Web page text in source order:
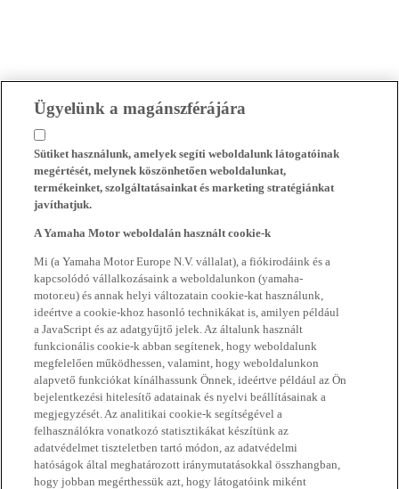
Ügyelünk a magánszférájára
Sütiket használunk, amelyek segíti weboldalunk látogatóinak
megértését, melynek köszönhetően weboldalunkat,
termékeinket, szolgáltatásainkat és marketing stratégiánkat
javíthatjuk.
A Yamaha Motor weboldalán használt cookie-k
Mi (a Yamaha Motor Europe N.V. vállalat), a fiókirodáink és a
kapcsolódó vállalkozásaink a weboldalunkon (yamaha-
motor.eu) és annak helyi változatain cookie-kat használunk,
ideértve a cookie-khoz hasonló technikákat is, amilyen például
a JavaScript és az adatgyűjtő jelek. Az általunk használt
funkcionális cookie-k abban segítenek, hogy weboldalunk
megfelelően működhessen, valamint, hogy weboldalunkon
alapvető funkciókat kínálhassunk Önnek, ideértve például az Ön
bejelentkezési hitelesítő adatainak és nyelvi beállításainak a
megjegyzését. Az analitikai cookie-k segítségével a
felhasználókra vonatkozó statisztikákat készítünk az
adatvédelmet tiszteletben tartó módon, az adatvédelmi
hatóságok által meghatározott iránymutatásokkal összhangban,
hogy jobban megérthessük azt, hogy látogatóink miként